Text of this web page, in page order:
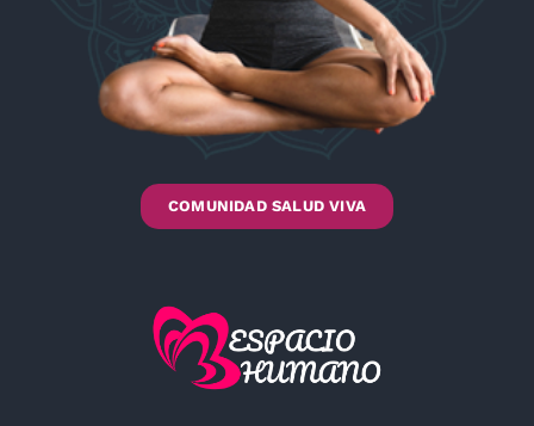
COMUNIDAD SALUD VIVA